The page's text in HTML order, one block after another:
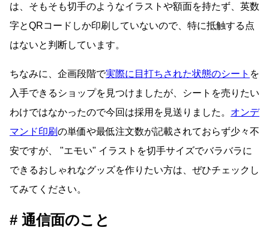
は、そもそも切手のようなイラストや額面を持たず、英数
字とQRコードしか印刷していないので、特に抵触する点
はないと判断しています。
ちなみに、企画段階で実際に目打ちされた状態のシート を
入手できるショップを見つけましたが、シートを売りたい
わけではなかったので今回は採用を見送りました。 オンデ
マンド印刷の単価や最低注文数が記載されておらず少々不
安ですが、
エモい
イラストを切手サイズでバラバラに
できるおしゃれなグッズを作りたい方は、ぜひチェックし
てみてください。
通信面のこと